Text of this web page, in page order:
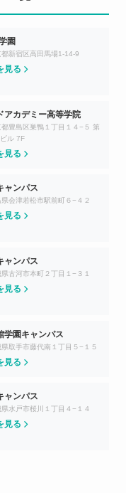
園
都新宿区高田馬場1-14-9
見る
アカデミー高等学院
都豊島区巣鴨１丁目１４−５ 第
ル 7F
見る
ャンパス
県会津若松市駅前町６−４２
見る
ャンパス
古河市本町２丁目１−３１
見る
学園キャンパス
県取手市藤代南１丁目５−１５
見る
ャンパス
水戸市桜川１丁目４−１４
見る